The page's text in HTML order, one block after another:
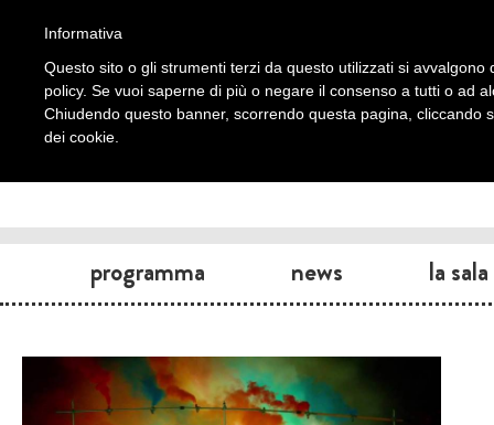
programma news la sala
Informativa
Questo sito o gli strumenti terzi da questo utilizzati si
policy. Se vuoi saperne di più o negare il consenso a tutti o ad
Chiudendo questo banner, scorrendo questa pagina, cliccando
dei cookie.